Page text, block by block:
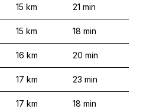
15 km 21 min
15 km 18 min
16 km 20 min
17 km 23 min
17 km 18 min